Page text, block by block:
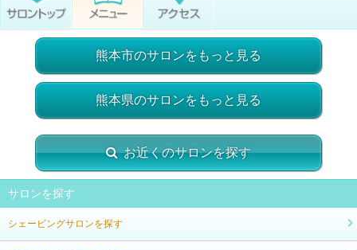
熊本市のサロンをもっと見る
熊本県のサロンをもっと見る
お近くのサロンを探す
サロンを探す
シェービングサロンを探す